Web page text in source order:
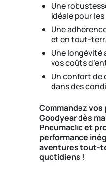
Une
idéale pour
Une
et en tout-
Une longévité
vos coûts
Un confort de
dans des
Commandez vos
Goodyear dès
Pneumaclic et
performance
aventures tout-
quotidiens !